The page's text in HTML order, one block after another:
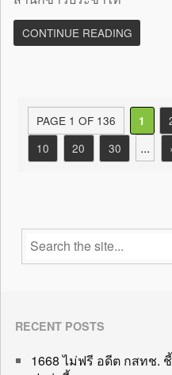
CONTINUE READING
PAGE 1 OF 136 1
10 20 30 ...
RECENT POSTS
1668 ไม่ฟรี อดีต กสทช.